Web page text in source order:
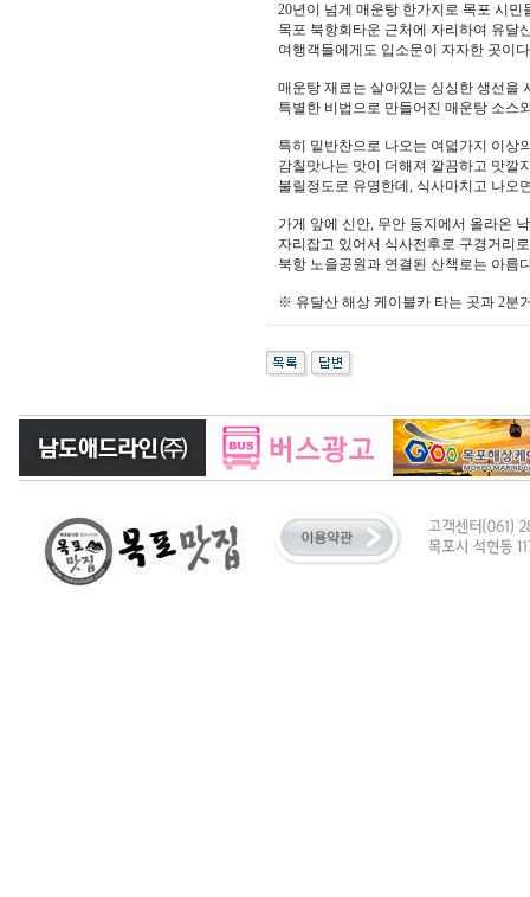
20년이 넘게 매운탕 한가지로 목포 시
목포 북항회타운 근처에 자리하여 유달
여행객들에게도 입소문이 자자한 곳이
매운탕 재료는 살아있는 싱싱한 생선을
특별한 비법으로 만들어진 매운탕 소스
특히 밑반찬으로 나오는 여덟가지 이상
감칠맛나는 맛이 더해져 깔끔하고 맛깔
불릴정도로 유명한데, 식사마치고 나오
가게 앞에 신안, 무안 등지에서 올라온
자리잡고 있어서 식사전후로 구경거리
북항 노을공원과 연결된 산책로는 아름
※ 유달산 해상 케이블카 타는 곳과 2분